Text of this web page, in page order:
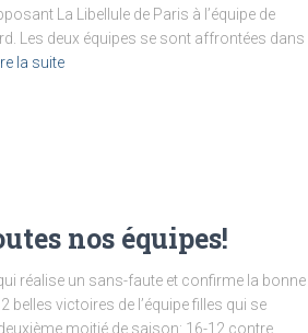
La Libellule de Paris à l’équipe de
Les deux équipes se sont affrontées dans
la suite
nos équipes!
réalise un sans-faute et confirme la bonne
belles victoires de l’équipe filles qui se
moitié de saison: 16-12 contre